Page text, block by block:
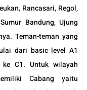
Rancasari, Regol,
Bandung, Ujung
Teman-teman yang
dari basic level A1
C1. Untuk wilayah